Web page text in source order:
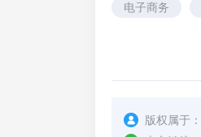
电子商务
版权属于：